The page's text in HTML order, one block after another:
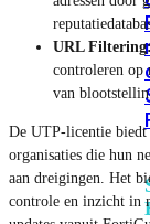
URL
controleren op
van
De UTP-licentie biedt
organisaties die hun
aan dreigingen. Het
controle en inzicht in